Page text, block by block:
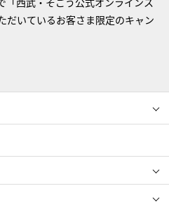
だいているお客さま限定のキャン
レディース